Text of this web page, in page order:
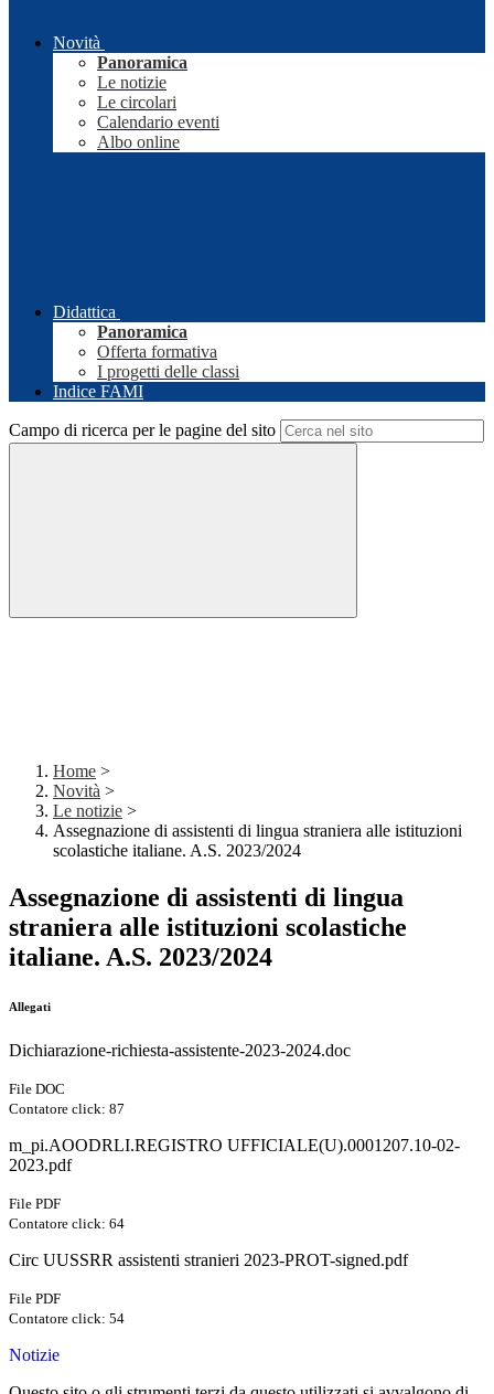
Novità
Panoramica
Le notizie
Le circolari
Calendario eventi
Albo online
Didattica
Panoramica
Offerta formativa
I progetti delle classi
Indice FAMI
Campo di ricerca per le pagine del sito
Home >
Novità >
Le notizie >
Assegnazione di assistenti di lingua straniera alle istituzioni
scolastiche italiane. A.S. 2023/2024
Assegnazione di assistenti di lingua
straniera alle istituzioni scolastiche
italiane. A.S. 2023/2024
Allegati
Dichiarazione-richiesta-assistente-2023-2024.doc
File DOC
Contatore click: 87
m_pi.AOODRLI.REGISTRO UFFICIALE(U).0001207.10-02-
2023.pdf
File PDF
Contatore click: 64
Circ UUSSRR assistenti stranieri 2023-PROT-signed.pdf
File PDF
Contatore click: 54
Notizie